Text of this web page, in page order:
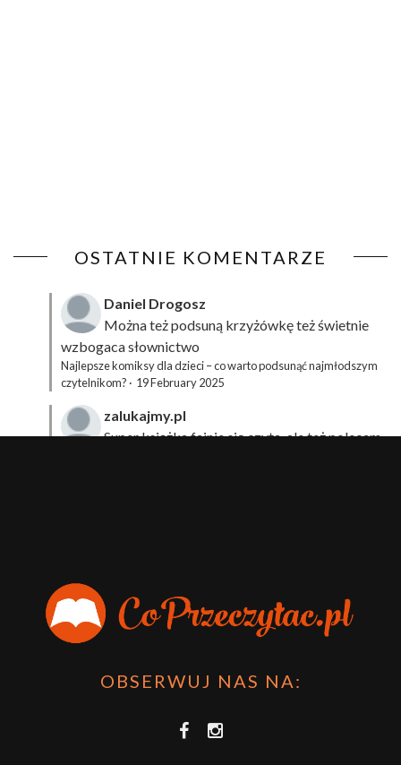
OSTATNIE KOMENTARZE
Daniel Drogosz
Można też podsuną krzyżówkęteż świetnie
wzbogaca słownictwo
Najlepsze komiksy dla dzieci – co warto podsunąć najmłodszym
czytelnikom? · 19 February 2025
zalukajmy.pl
Super książka fajnie się czyta, ale też polecam
Planer Książkary – ten gadżet powinien mieć każdy
książkoholik!
8 December 2023
OBSERWUJ NAS NA: